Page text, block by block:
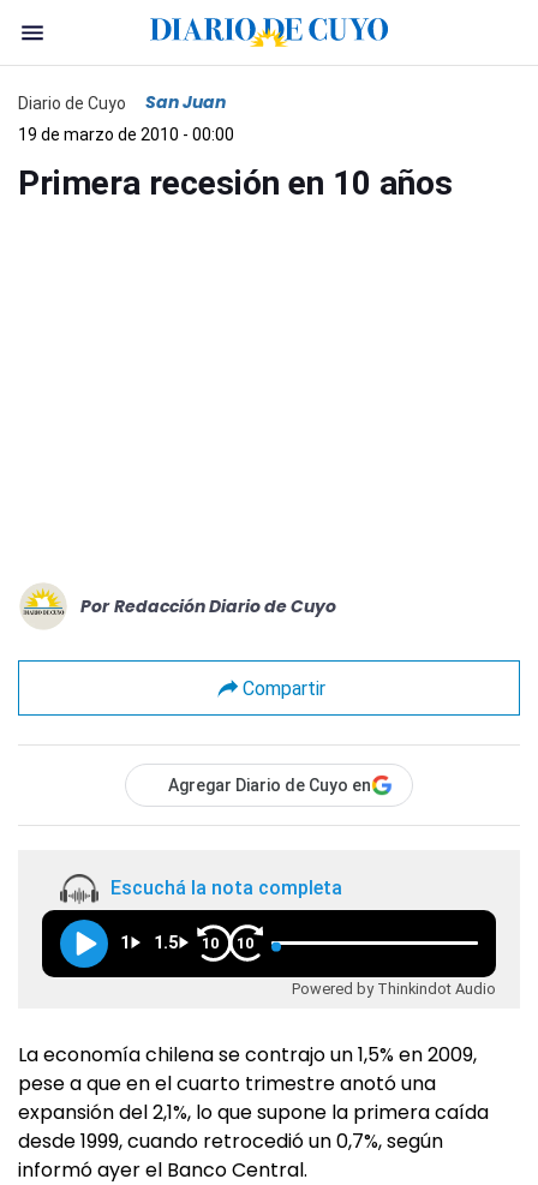
Diario de Cuyo San Juan
19 de marzo de 2010 - 00:00
Primera recesión en 10 años
Por Redacción Diario de Cuyo
Compartir
Agregar Diario de Cuyo en
Escuchá la nota completa
1 1.5 10 10
Powered by Thinkindot Audio
La economía chilena se contrajo un 1,5% en 2009,
pese a que en el cuarto trimestre anotó una
expansión del 2,1%, lo que supone la primera caída
desde 1999, cuando retrocedió un 0,7%, según
informó ayer el Banco Central.